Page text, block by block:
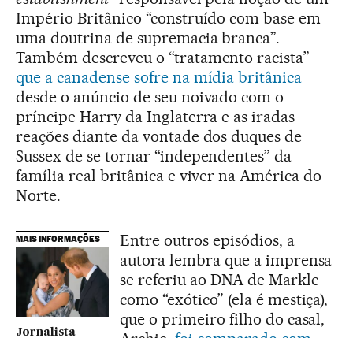
Império Britânico “construído com base em
uma doutrina de supremacia branca”.
Também descreveu o “tratamento racista”
que a canadense sofre na mídia britânica
desde o anúncio de seu noivado com o
príncipe Harry da Inglaterra e as iradas
reações diante da vontade dos duques de
Sussex de se tornar “independentes” da
família real britânica e viver na América do
Norte.
MAIS INFORMAÇÕES
Jornalista
Entre outros episódios, a
autora lembra que a imprensa
se referiu ao DNA de Markle
como “exótico” (ela é mestiça),
que o primeiro filho do casal,